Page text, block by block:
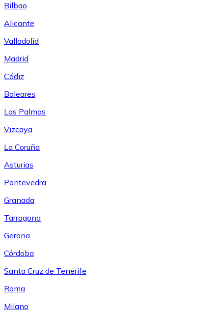
Bilbao
Alicante
Valladolid
Madrid
Cádiz
Baleares
Las Palmas
Vizcaya
La Coruña
Asturias
Pontevedra
Granada
Tarragona
Gerona
Córdoba
Santa Cruz de Tenerife
Roma
Milano